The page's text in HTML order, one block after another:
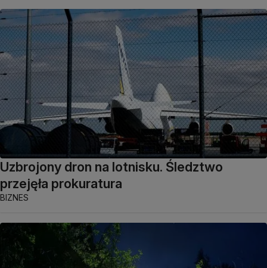
Uzbrojony dron na lotnisku. Śledztwo
przejęła prokuratura
BIZNES